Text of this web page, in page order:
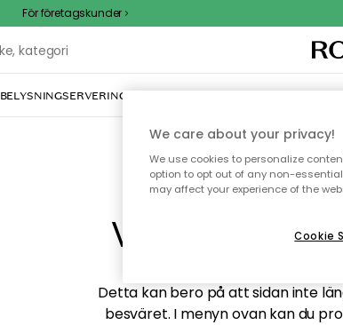
För företagskunder
BELYSNINGSERVERING INREDNINGTEXTIL & MATTORKÖKET
Vi hittar
Detta kan bero på att sidan inte
besväret. I menyn ovan kan du
We care about your privacy!
We use cookies to personalize
option to opt out of any non-
may affect your experience of the
Cookie